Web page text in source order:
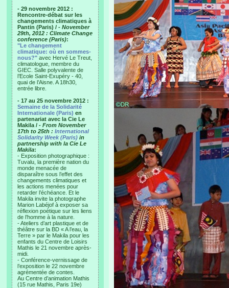
- 29 novembre 2012 :
Rencontre-débat sur les
changements climatiques à
Pantin (Paris) / - November
29th, 2012 : Climate Change
conference (Paris):
"Le changement
climatique: où en sommes-
nous?" avec Hervé Le Treut,
climatologue, membre du
GIEC. Salle polyvalente de
l’Ecole Saint-Exupéry - 40,
quai de l’Aisne. A 18h30,
entrée libre.
- 17 au 25 novembre 2012 :
Semaine de la Solidarité
Internationale (Paris) en
partenariat avec la Cie Le
Makila / - From November
17th to 25th : International
Solidarity Week (Paris) in
partnership with la Cie Le
Makila:
- Exposition photographique :
Tuvalu, la première nation du
monde menacée de
disparaître sous l’effet des
changements climatiques et
les actions menées pour
retarder l’échéance. Et le
Makila invite la photographe
Marion Labéjof à exposer sa
réflexion poétique sur les liens
de l’homme à la nature.
- Ateliers d’art plastique et de
théâtre sur la BD « A l’eau, la
Terre » par le Makila pour les
enfants du Centre de Loisirs
Mathis le 21 novembre après-
midi.
- Conférence-vernissage de
l’exposition le 22 novembre
agrémentée de contes.
Au Centre d’animation Mathis
(15 rue Mathis, Paris 19e)